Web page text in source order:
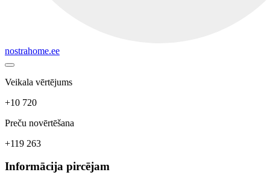
nostrahome.ee
Veikala vērtējums
+10 720
Preču novērtēšana
+119 263
Informācija pircējam